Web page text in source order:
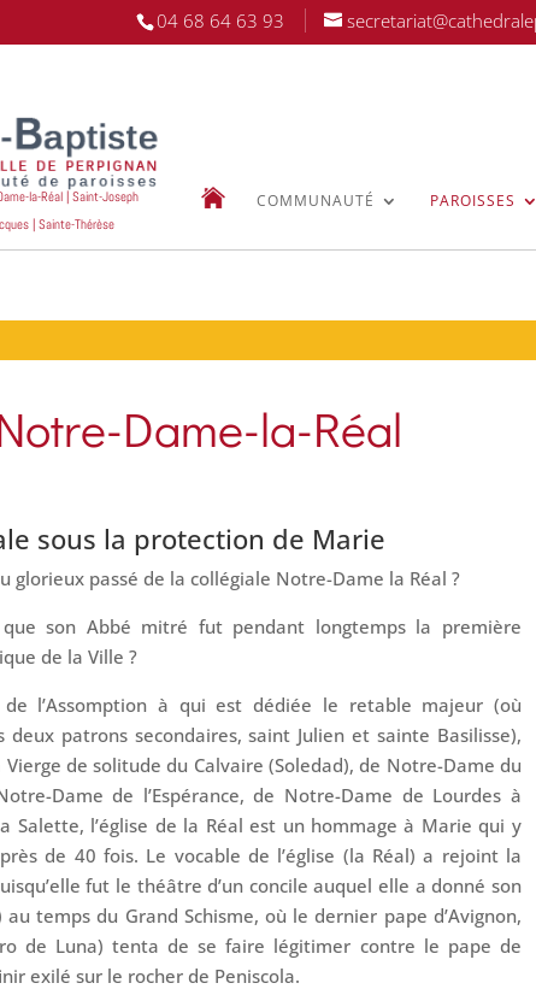
04 68 64 63 93
la-Réal | Saint-Joseph
| Sainte-Thérèse
COMMUNAUTÉ PAROISSES
Dame-la-Réal
sous la protection de Marie
glorieux passé de la collégiale Notre-Dame la Réal ?
son Abbé mitré fut pendant longtemps la première
de la Ville ?
l’Assomption à qui est dédiée le retable majeur (où
deux patrons secondaires, saint Julien et sainte Basilisse),
de solitude du Calvaire (Soledad), de Notre-Dame du
Dame de l’Espérance, de Notre-Dame de Lourdes à
Salette, l’église de la Réal est un hommage à Marie qui y
de 40 fois. Le vocable de l’église (la Réal) a rejoint la
fut le théâtre d’un concile auquel elle a donné son
temps du Grand Schisme, où le dernier pape d’Avignon,
de Luna) tenta de se faire légitimer contre le pape de
exilé sur le rocher de Peniscola.